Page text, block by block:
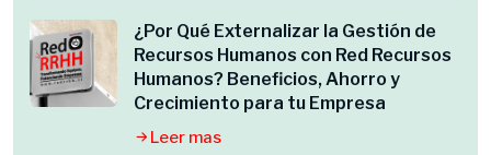
¿Por Qué Externalizar la Gestión de
Recursos Humanos con Red Recursos
Humanos? Beneficios, Ahorro y
Crecimiento para tu Empresa
Leer mas